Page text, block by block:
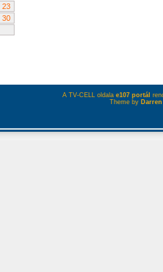
23
30
A TV-CELL oldala e107 portál
Theme by